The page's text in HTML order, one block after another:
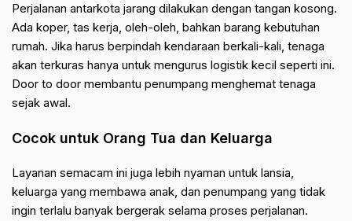
Perjalanan antarkota jarang dilakukan dengan tangan kosong.
Ada koper, tas kerja, oleh-oleh, bahkan barang kebutuhan
rumah. Jika harus berpindah kendaraan berkali-kali, tenaga
akan terkuras hanya untuk mengurus logistik kecil seperti ini.
Door to door membantu penumpang menghemat tenaga
sejak awal.
Cocok untuk Orang Tua dan Keluarga
Layanan semacam ini juga lebih nyaman untuk lansia,
keluarga yang membawa anak, dan penumpang yang tidak
ingin terlalu banyak bergerak selama proses perjalanan.